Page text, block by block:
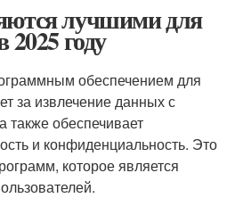
лучшими для
2025 году
обеспечением для
за извлечение данных с
обеспечивает
и конфиденциальность. Это
которое является